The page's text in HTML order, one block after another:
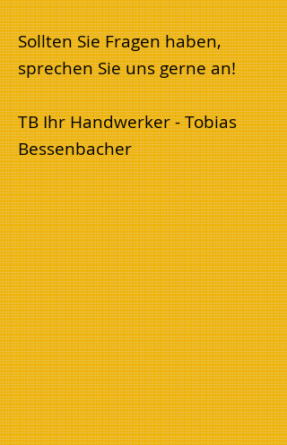
Sollten Sie Fragen haben,
sprechen Sie uns gerne an!
TB Ihr Handwerker - Tobias
Bessenbacher